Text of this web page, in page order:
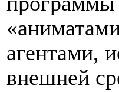
агентами,
внешней